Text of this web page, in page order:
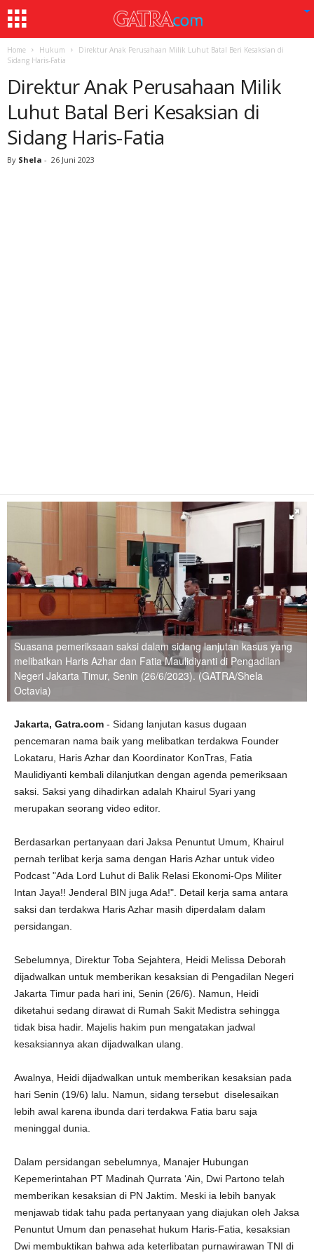
Home Hukum
Direktur Anak Perusahaan Milik Luhut Batal Beri Kesaksian di
Sidang Haris-Fatia
Direktur Anak Perusahaan Milik
Luhut Batal Beri Kesaksian di
Sidang Haris-Fatia
By Shela - 26 Juni 2023
Suasana pemeriksaan saksi dalam sidang lanjutan kasus yang
melibatkan Haris Azhar dan Fatia Maulidiyanti di Pengadilan
Negeri Jakarta Timur, Senin (26/6/2023). (GATRA/Shela
Octavia)
Jakarta, Gatra.com - Sidang lanjutan kasus dugaan
pencemaran nama baik yang melibatkan terdakwa Founder
Lokataru, Haris Azhar dan Koordinator KonTras, Fatia
Maulidiyanti kembali dilanjutkan dengan agenda pemeriksaan
saksi. Saksi yang dihadirkan adalah Khairul Syari yang
merupakan seorang video editor.
Berdasarkan pertanyaan dari Jaksa Penuntut Umum, Khairul
pernah terlibat kerja sama dengan Haris Azhar untuk video
Podcast "Ada Lord Luhut di Balik Relasi Ekonomi-Ops Militer
Intan Jaya!! Jenderal BIN juga Ada!". Detail kerja sama antara
saksi dan terdakwa Haris Azhar masih diperdalam dalam
persidangan.
Sebelumnya, Direktur Toba Sejahtera, Heidi Melissa Deborah
dijadwalkan untuk memberikan kesaksian di Pengadilan Negeri
Jakarta Timur pada hari ini, Senin (26/6). Namun, Heidi
diketahui sedang dirawat di Rumah Sakit Medistra sehingga
tidak bisa hadir. Majelis hakim pun mengatakan jadwal
kesaksiannya akan dijadwalkan ulang.
Awalnya, Heidi dijadwalkan untuk memberikan kesaksian pada
hari Senin (19/6) lalu. Namun, sidang tersebut diselesaikan
lebih awal karena ibunda dari terdakwa Fatia baru saja
meninggal dunia.
Dalam persidangan sebelumnya, Manajer Hubungan
Kepemerintahan PT Madinah Qurrata ‘Ain, Dwi Partono telah
memberikan kesaksian di PN Jaktim. Meski ia lebih banyak
menjawab tidak tahu pada pertanyaan yang diajukan oleh Jaksa
Penuntut Umum dan penasehat hukum Haris-Fatia, kesaksian
Dwi membuktikan bahwa ada keterlibatan purnawirawan TNI di